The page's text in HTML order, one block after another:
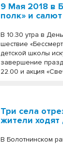
9 Мая 2018 в
полк» и салют
В 10.30 утра в
шествие
детской школы
завершение
22.00 и акция
Три села
жители
В Болотнинском